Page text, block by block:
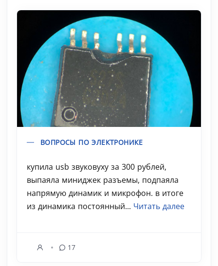
ВОПРОСЫ ПО ЭЛЕКТРОНИКЕ
купила usb звуковуху за 300 рублей,
выпаяла миниджек разъемы, подпаяла
напрямую динамик и микрофон. в итоге
из динамика постоянный... Читать далее
17